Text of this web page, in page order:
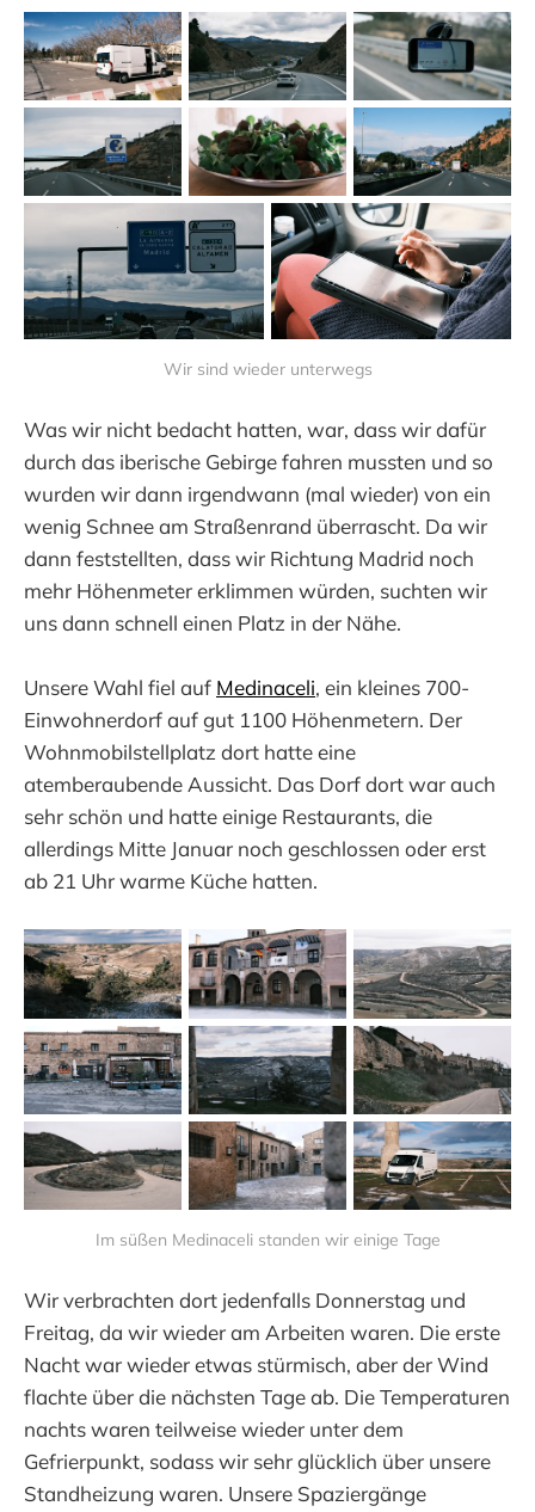
Wir sind wieder unterwegs
Was wir nicht bedacht hatten, war, dass wir dafür
durch das iberische Gebirge fahren mussten und so
wurden wir dann irgendwann (mal wieder) von ein
wenig Schnee am Straßenrand überrascht. Da wir
dann feststellten, dass wir Richtung Madrid noch
mehr Höhenmeter erklimmen würden, suchten wir
uns dann schnell einen Platz in der Nähe.
Unsere Wahl fiel auf Medinaceli, ein kleines 700-
Einwohnerdorf auf gut 1100 Höhenmetern. Der
Wohnmobilstellplatz dort hatte eine
atemberaubende Aussicht. Das Dorf dort war auch
sehr schön und hatte einige Restaurants, die
allerdings Mitte Januar noch geschlossen oder erst
ab 21 Uhr warme Küche hatten.
Im süßen Medinaceli standen wir einige Tage
Wir verbrachten dort jedenfalls Donnerstag und
Freitag, da wir wieder am Arbeiten waren. Die erste
Nacht war wieder etwas stürmisch, aber der Wind
flachte über die nächsten Tage ab. Die Temperaturen
nachts waren teilweise wieder unter dem
Gefrierpunkt, sodass wir sehr glücklich über unsere
Standheizung waren. Unsere Spaziergänge